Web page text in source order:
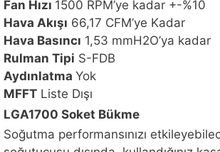
Fan Hızı 1500 RPM’ye kadar +-%10
Hava Akışı 66,17 CFM’ye Kadar
Hava Basıncı 1,53 mmH2O’ya kadar
Rulman Tipi S-FDB
Aydınlatma Yok
MFFT Liste Dışı
LGA1700 Soket Bükme
Soğutma performansınızı